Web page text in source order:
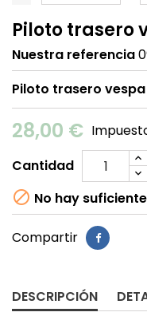
Piloto trasero
Nuestra referencia
Piloto trasero vespa
28,00 €
Cantidad
 No hay
Compartir
DESCRIPCIÓN